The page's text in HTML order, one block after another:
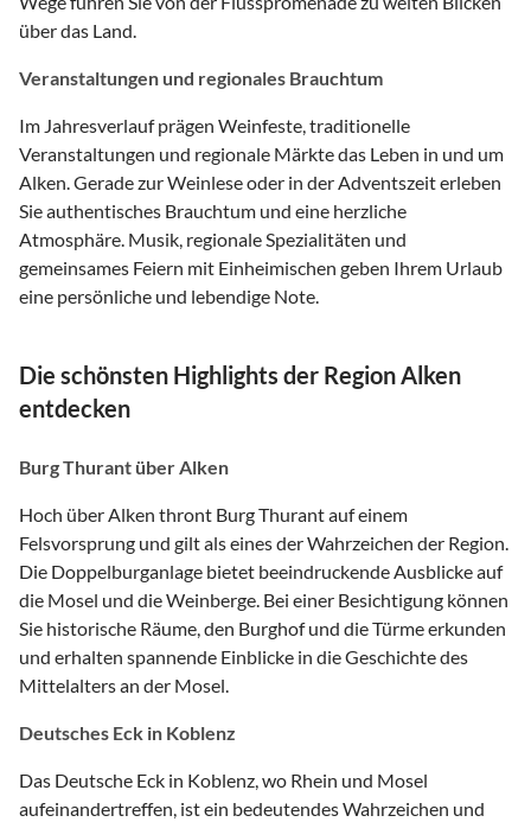
über das Land.
Veranstaltungen und regionales Brauchtum
Im Jahresverlauf prägen Weinfeste, traditionelle
Veranstaltungen und regionale Märkte das Leben in und um
Alken. Gerade zur Weinlese oder in der Adventszeit erleben
Sie authentisches Brauchtum und eine herzliche
Atmosphäre. Musik, regionale Spezialitäten und
gemeinsames Feiern mit Einheimischen geben Ihrem Urlaub
eine persönliche und lebendige Note.
Die schönsten Highlights der Region Alken
entdecken
Burg Thurant über Alken
Hoch über Alken thront Burg Thurant auf einem
Felsvorsprung und gilt als eines der Wahrzeichen der Region.
Die Doppelburganlage bietet beeindruckende Ausblicke auf
die Mosel und die Weinberge. Bei einer Besichtigung können
Sie historische Räume, den Burghof und die Türme erkunden
und erhalten spannende Einblicke in die Geschichte des
Mittelalters an der Mosel.
Deutsches Eck in Koblenz
Das Deutsche Eck in Koblenz, wo Rhein und Mosel
aufeinandertreffen, ist ein bedeutendes Wahrzeichen und